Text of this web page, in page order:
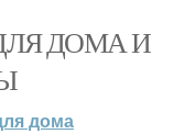
ДОМА И
дома